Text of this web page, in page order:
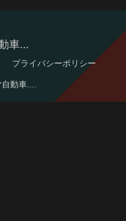
車...
プライバシーポリシー
動車....